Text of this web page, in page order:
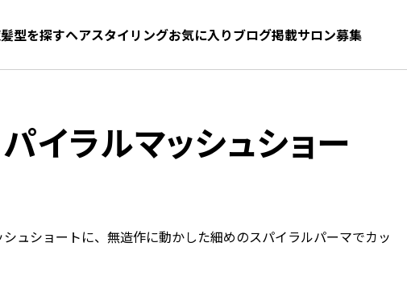
髪型を探すヘアスタイリングお気に入りブログ掲載サロン募集
お気に入り 髪型をさがす
イラルマッシュショー
ュショートに、無造作に動かした細めのスパイラルパーマでカッ